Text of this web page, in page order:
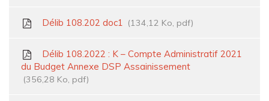
Délib 108.202 doc1 134,12 Ko, pdf
Délib 108.2022 : K – Compte Administratif 2021
du Budget Annexe DSP Assainissement
356,28 Ko, pdf